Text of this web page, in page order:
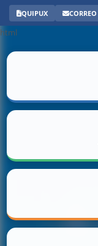
QUIPUX CORREO
html